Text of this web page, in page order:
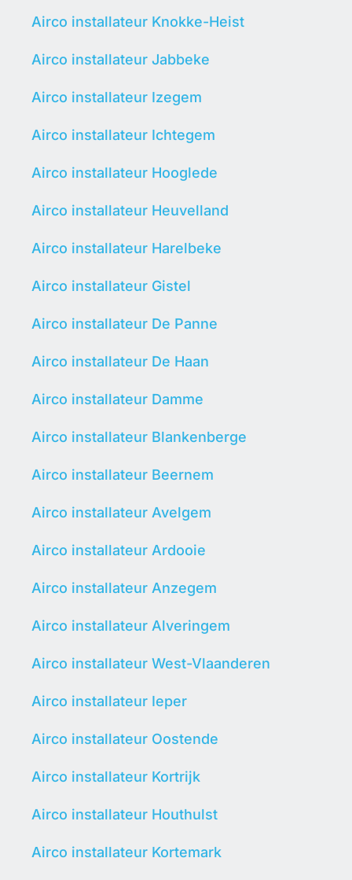
Airco installateur Knokke-Heist
Airco installateur Jabbeke
Airco installateur Izegem
Airco installateur Ichtegem
Airco installateur Hooglede
Airco installateur Heuvelland
Airco installateur Harelbeke
Airco installateur Gistel
Airco installateur De Panne
Airco installateur De Haan
Airco installateur Damme
Airco installateur Blankenberge
Airco installateur Beernem
Airco installateur Avelgem
Airco installateur Ardooie
Airco installateur Anzegem
Airco installateur Alveringem
Airco installateur West-Vlaanderen
Airco installateur Ieper
Airco installateur Oostende
Airco installateur Kortrijk
Airco installateur Houthulst
Airco installateur Kortemark